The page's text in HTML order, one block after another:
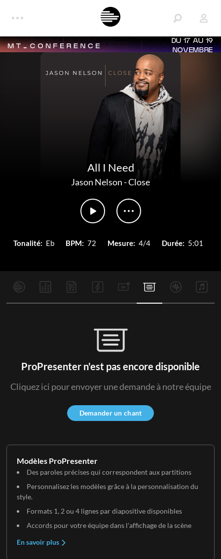
DU 17 AU 19
NOVEMBRE
All I Need
Jason Nelson-Close
Tonalité: Eb BPM: 72 Mesure: 4/4 Durée: 5:01
Modèles ProPresenter
Des paroles précises qui correspondent aux partitions
Personnalisez les modèles grâce à la personnalisation du
style.
Formats 1, 2 ou 4 lignes par diapositive disponibles
Accords pour votre équipe dans l'affichage de la scène
En savoir plus
ProPresenter n'est pas encore disponible
Cliquez ici pour envoyer une demande à notre équipe
Demander un chant